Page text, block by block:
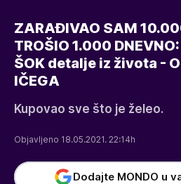
ZARAĐIVAO SAM
TROŠIO 1.000
ŠOK detalje iz života -
IČEGA
Kupovao sve što je želeo.
Objavljeno 18.05.2021. 22:14h
Dodajte MONDO u